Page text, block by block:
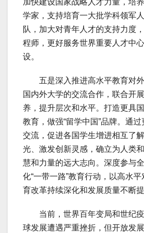
加快建设国家战略人才力量，培
学家，支持培育一大批学科领军
队，加大对青年人才的支持力度
程师，更好服务世界重要人才中
设。
五是深入推进高水平教育对外
国内外大学的交流合作，联合开
养，提升层次和水平。打造更具
教育，做强“留学中国”品牌。通
交流，促进各国学生增进相互了
光、激发创新灵感，确立为人类
慧和力量的远大志向。深度参与
化“一带一路”教育行动，以高水
育改革持续深化和发展质量不断提
当前，世界百年变局和世纪疫
球发展遭遇严重挫折，但开放发